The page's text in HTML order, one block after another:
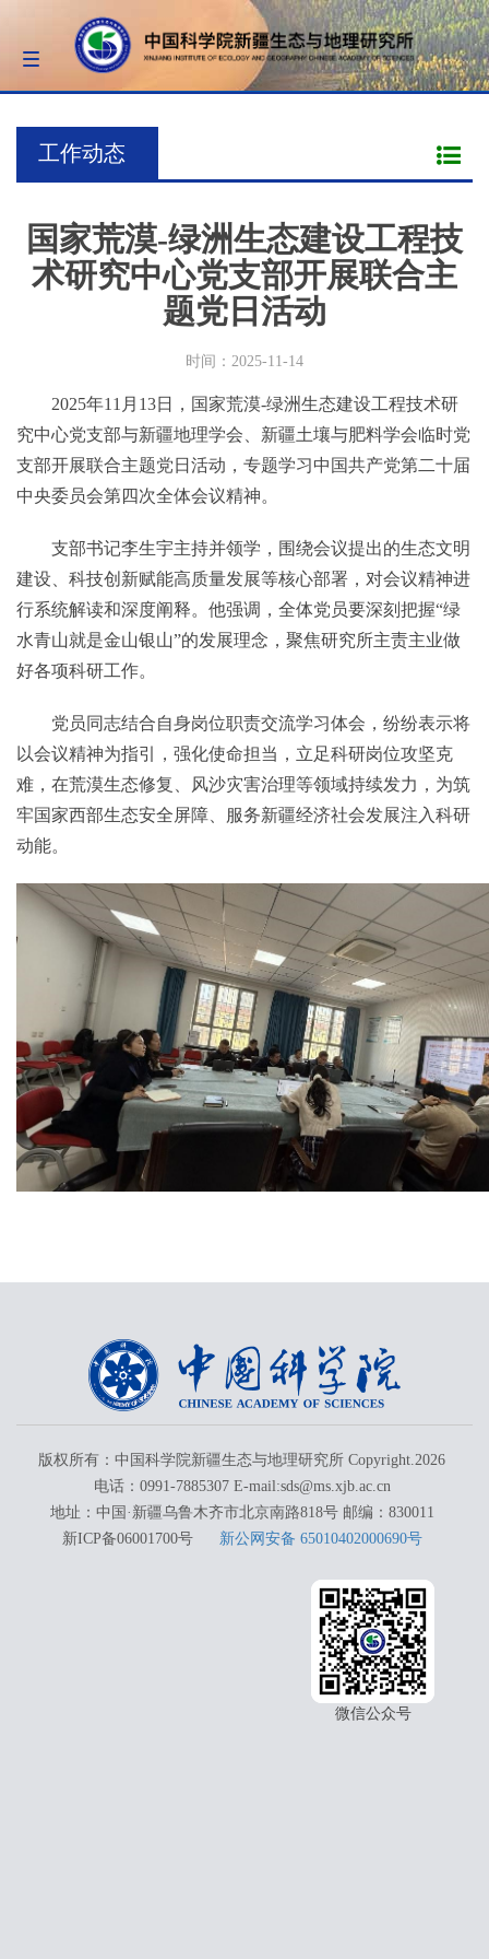
Toggle
navigation
工作动态
国家荒漠-绿洲生态建设工程技
术研究中心党支部开展联合主
题党日活动
时间：2025-11-14
2025年11月13日，国家荒漠-绿洲生态建设工程技术研
究中心党支部与新疆地理学会、新疆土壤与肥料学会临时党
支部开展联合主题党日活动，专题学习中国共产党第二十届
中央委员会第四次全体会议精神。
支部书记李生宇主持并领学，围绕会议提出的生态文明
建设、科技创新赋能高质量发展等核心部署，对会议精神进
行系统解读和深度阐释。他强调，全体党员要深刻把握“绿
水青山就是金山银山”的发展理念，聚焦研究所主责主业做
好各项科研工作。
党员同志结合自身岗位职责交流学习体会，纷纷表示将
以会议精神为指引，强化使命担当，立足科研岗位攻坚克
难，在荒漠生态修复、风沙灾害治理等领域持续发力，为筑
牢国家西部生态安全屏障、服务新疆经济社会发展注入科研
动能。
版权所有：中国科学院新疆生态与地理研究所 Copyright. 2026
电话：0991-7885307 E-mail:sds@ms.xjb.ac.cn
地址：中国·新疆乌鲁木齐市北京南路818号 邮编：830011
新ICP备06001700号 新公网安备 65010402000690号
微信公众号